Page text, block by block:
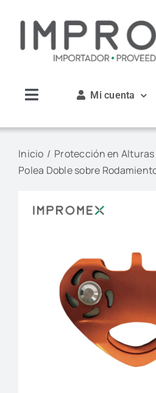
Toggle
Nosotros
Productos
Mi cuenta
Inicio
Protección en Alturas
Polea Doble sobre